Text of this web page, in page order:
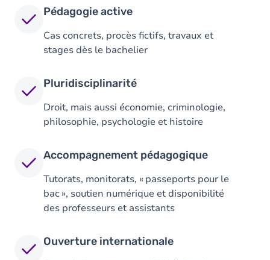
Pédagogie active
Cas concrets, procès fictifs, travaux et
stages dès le bachelier
Pluridisciplinarité
Droit, mais aussi économie, criminologie,
philosophie, psychologie et histoire
Accompagnement pédagogique
Tutorats, monitorats, « passeports pour le
bac », soutien numérique et disponibilité
des professeurs et assistants
Ouverture internationale